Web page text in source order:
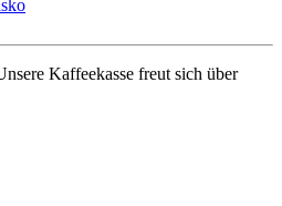
Kaffeekasse freut sich über